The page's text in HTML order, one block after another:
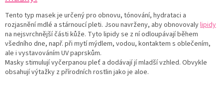
Tento typ masek je určený pro obnovu, tónování, hydrataci a
rozjasnění mdlé a stárnoucí pleti. Jsou navrženy, aby obnovovalylipidy
na nejsvrchnější části kůže. Tyto lipidy se z ní odloupávají během
všedního dne, např. při mytí mýdlem, vodou, kontaktem s oblečením,
ale i vystavováním UV paprskům.
Masky stimulují vyčerpanou pleť a dodávají jí mladší vzhled. Obvykle
obsahují výtažky z přírodních rostlin jako je aloe.